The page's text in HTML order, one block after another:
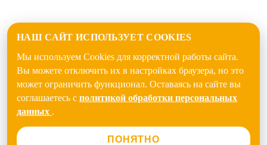
НАШ САЙТ ИСПОЛЬЗУЕТ COOKIES
Мы используем Cookies для корректной работы сайта.
Вы можете отключить их в настройках браузера, но это
может ограничить функционал. Оставаясь на сайте вы
соглашаетесь с политикой обработки персональных
данных .
ПОНЯТНО